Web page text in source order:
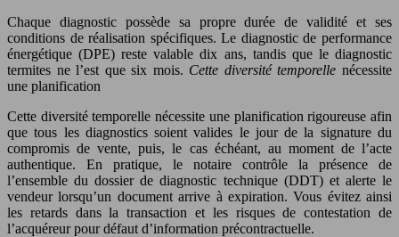
Chaque diagnostic possède sa propre durée de validité et ses
conditions de réalisation spécifiques. Le diagnostic de performance
énergétique (DPE) reste valable dix ans, tandis que le diagnostic
termites ne l’est que six mois. Cette diversité temporelle nécessite
une planification
Cette diversité temporelle nécessite une planification rigoureuse afin
que tous les diagnostics soient valides le jour de la signature du
compromis de vente, puis, le cas échéant, au moment de l’acte
authentique. En pratique, le notaire contrôle la présence de
l’ensemble du dossier de diagnostic technique (DDT) et alerte le
vendeur lorsqu’un document arrive à expiration. Vous évitez ainsi
les retards dans la transaction et les risques de contestation de
l’acquéreur pour défaut d’information précontractuelle.